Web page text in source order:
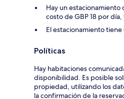
Hay un estacionamiento
costo de GBP 18 por
El estacionamiento
Políticas
Hay habitaciones
disponibilidad. Es posible
propiedad, utilizando los
la confirmación de la